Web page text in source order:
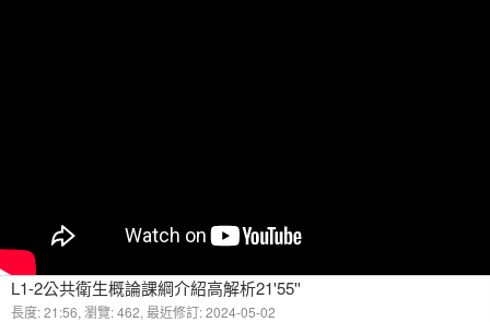
L1-2公共衛生概論課綱介紹高解析21'55''
長度: 21:56, 瀏覽: 462, 最近修訂: 2024-05-02